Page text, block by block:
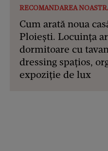
RECOMANDAREA
Cum arată noua
Ploiești. Locuința
dormitoare cu
dressing spațios,
expoziție de lux